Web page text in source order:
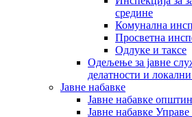
средине
Комунална
Просветна
Одлуке и таксе
Одељење за јавне
делатности и
Јавне набавке
Јавне набавке
Јавне набавке Управе